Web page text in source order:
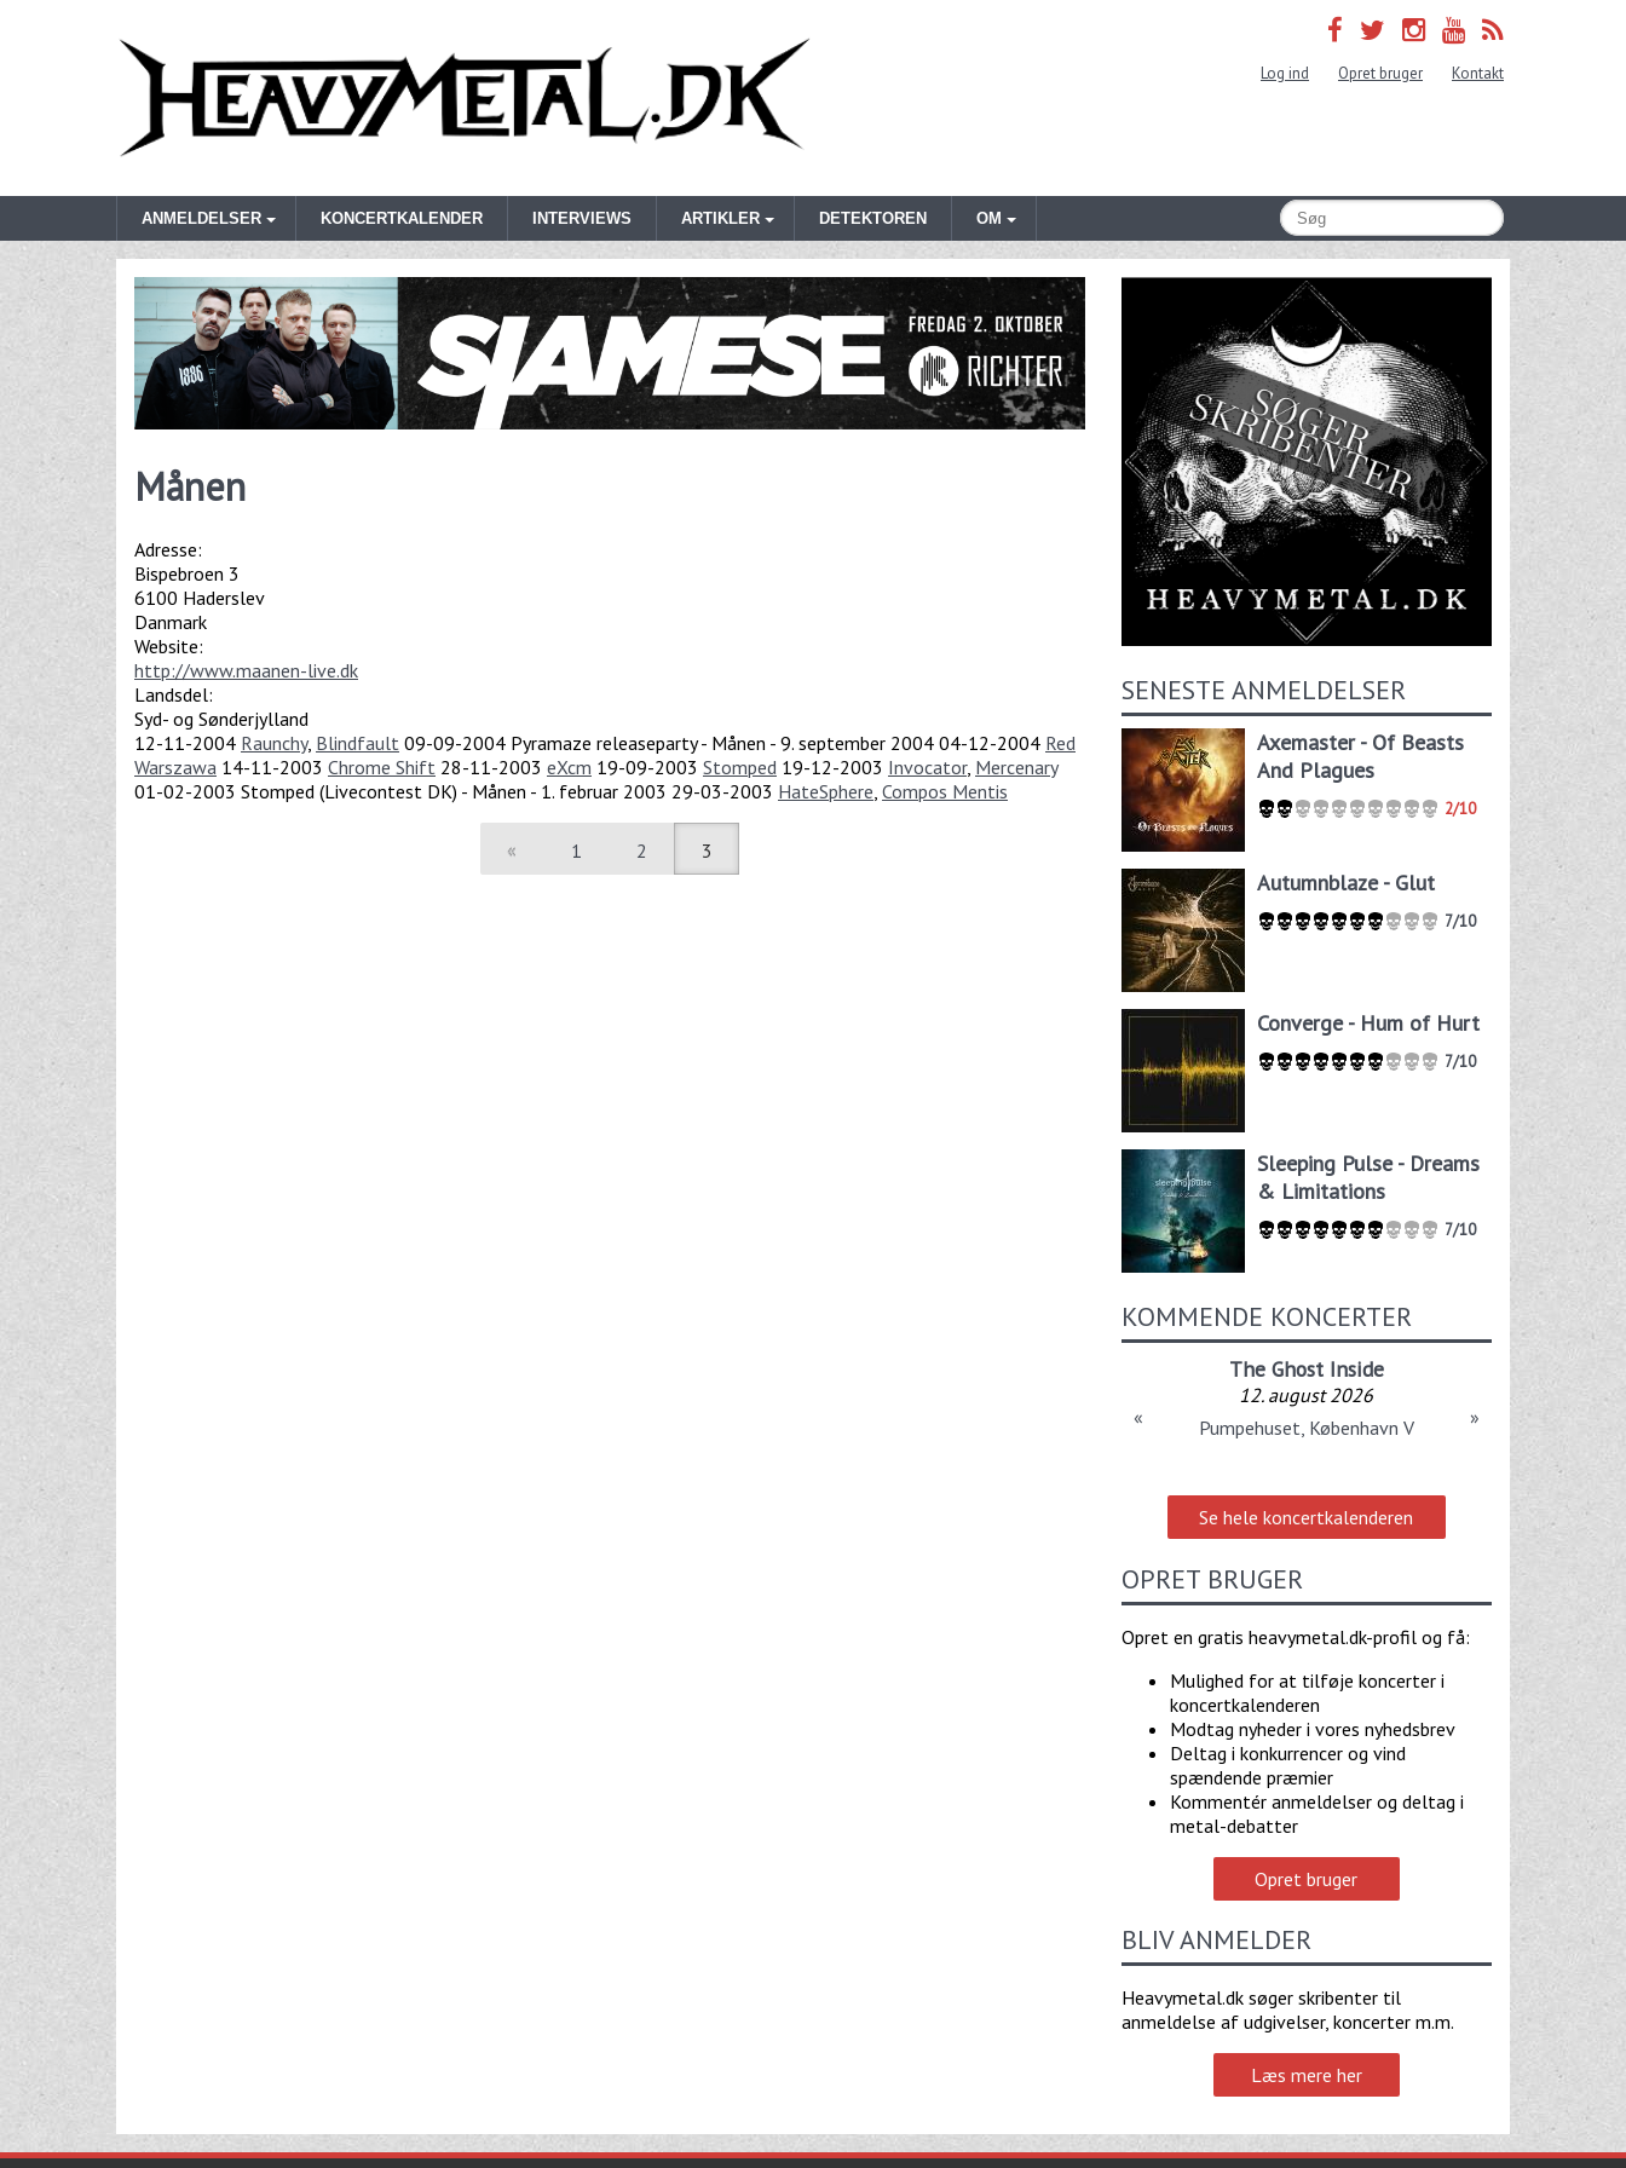
Log ind Opret bruger Kontakt
ANMELDELSER KONCERTKALENDER INTERVIEWS ARTIKLER DETEKTOREN OM
Månen
Adresse:
Bispebroen 3
6100 Haderslev
Danmark
Website:
http://www.maanen-live.dk
Landsdel:
Syd- og Sønderjylland
12-11-2004 Raunchy, Blindfault 09-09-2004 Pyramaze releaseparty - Månen - 9. september 2004 04-12-2004 Red
Warszawa 14-11-2003 Chrome Shift 28-11-2003 eXcm 19-09-2003 Stomped 19-12-2003 Invocator, Mercenary
01-02-2003 Stomped (Livecontest DK) - Månen - 1. februar 2003 29-03-2003 HateSphere, Compos Mentis
« 1 2 3
SENESTE ANMELDELSER
Axemaster - Of Beasts
And Plagues
2/10
Autumnblaze - Glut
7/10
Converge - Hum of Hurt
7/10
Sleeping Pulse - Dreams
& Limitations
7/10
KOMMENDE KONCERTER
The Ghost Inside
12. august 2026
Pumpehuset, København V
« »
Se hele koncertkalenderen
OPRET BRUGER
Opret en gratis heavymetal.dk-profil og få:
Mulighed for at tilføje koncerter i
koncertkalenderen
Modtag nyheder i vores nyhedsbrev
Deltag i konkurrencer og vind
spændende præmier
Kommentér anmeldelser og deltag i
metal-debatter
Opret bruger
BLIV ANMELDER
Heavymetal.dk søger skribenter til
anmeldelse af udgivelser, koncerter m.m.
Læs mere her